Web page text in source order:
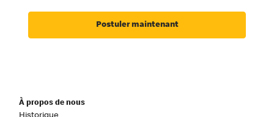
Postuler maintenant
À propos de nous